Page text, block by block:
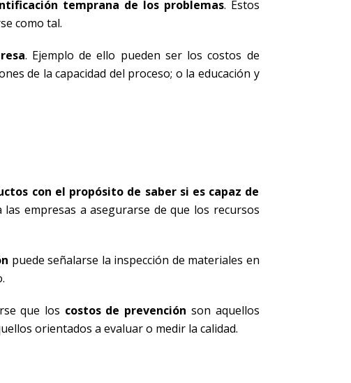
temprana de los problemas. Estos
como tal.
. Ejemplo de ello pueden ser los costos de
de la capacidad del proceso; o la educación y
con el propósito de saber si es capaz de
las empresas a asegurarse de que los recursos
puede señalarse la inspección de materiales en
que los costos de prevención son aquellos
orientados a evaluar o medir la calidad.